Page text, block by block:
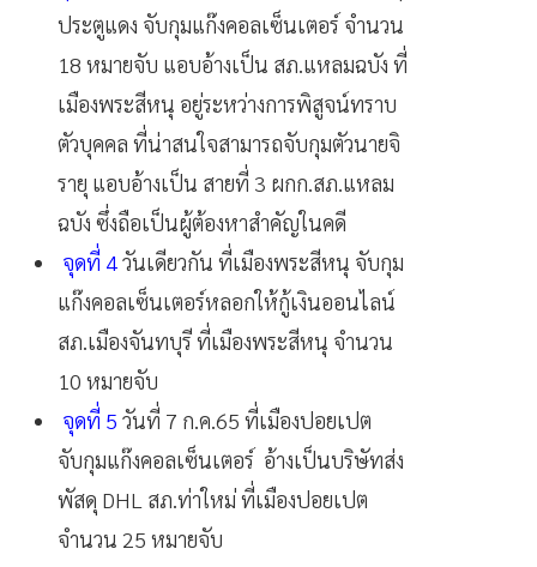
ประตูแดง จับกุมแก๊งคอลเซ็นเตอร์ จำนวน
18 หมายจับ แอบอ้างเป็น สภ.แหลมฉบัง ที่
เมืองพระสีหนุ อยู่ระหว่างการพิสูจน์ทราบ
ตัวบุคคล ที่น่าสนใจสามารถจับกุมตัวนายจิ
รายุ แอบอ้างเป็น สายที่ 3 ผกก.สภ.แหลม
ฉบัง ซึ่งถือเป็นผู้ต้องหาสำคัญในคดี
จุดที่ 4วันเดียวกัน ที่เมืองพระสีหนุ จับกุม
แก๊งคอลเซ็นเตอร์หลอกให้กู้เงินออนไลน์
สภ.เมืองจันทบุรี ที่เมืองพระสีหนุ จำนวน
10 หมายจับ
จุดที่ 5 วันที่ 7 ก.ค.65 ที่เมืองปอยเปต
จับกุมแก๊งคอลเซ็นเตอร์ อ้างเป็นบริษัทส่ง
พัสดุ DHL สภ.ท่าใหม่ ที่เมืองปอยเปต
จำนวน 25 หมายจับ